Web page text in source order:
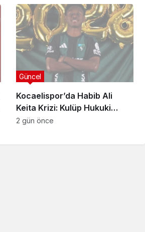
Kocaelispor’da Habib Ali
Keita Krizi: Kulüp Hukuki
Süreç Başlatıyor
Güncel
2 gün önce